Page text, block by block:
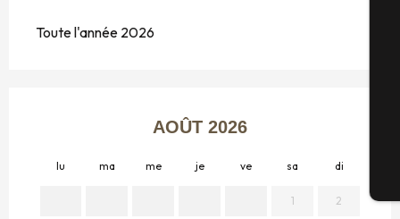
Toute l'année 2026
AOÛT 2026
lu ma me je ve sa di
1 2